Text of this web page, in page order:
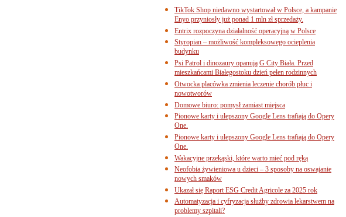
TikTok Shop niedawno wystartował w Polsce, a kampanie
Enyo przyniosły już ponad 1 mln zł sprzedaży.
Entrix rozpoczyna działalność operacyjną w Polsce
Styropian – możliwość kompleksowego ocieplenia
budynku
Psi Patrol i dinozaury opanują G City Biała. Przed
mieszkańcami Białegostoku dzień pełen rodzinnych
Otwocka placówka zmienia leczenie chorób płuc i
nowotworów
Domowe biuro: pomysł zamiast miejsca
Pionowe karty i ulepszony Google Lens trafiają do Opery
One.
Pionowe karty i ulepszony Google Lens trafiają do Opery
One.
Wakacyjne przekąski, które warto mieć pod ręką
Neofobia żywieniowa u dzieci – 3 sposoby na oswajanie
nowych smaków
Ukazał się Raport ESG Credit Agricole za 2025 rok
Automatyzacja i cyfryzacja służby zdrowia lekarstwem na
problemy szpitali?